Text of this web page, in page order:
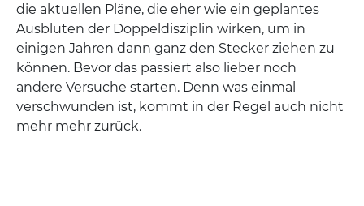
die aktuellen Pläne, die eher wie ein geplantes
Ausbluten der Doppeldisziplin wirken, um in
einigen Jahren dann ganz den Stecker ziehen zu
können. Bevor das passiert also lieber noch
andere Versuche starten. Denn was einmal
verschwunden ist, kommt in der Regel auch nicht
mehr mehr zurück.